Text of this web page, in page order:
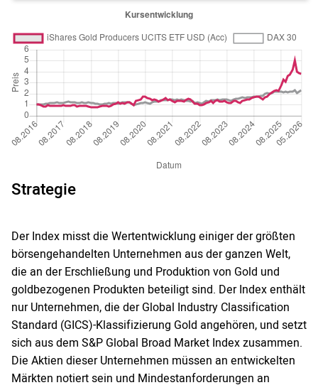
Strategie
Der Index misst die Wertentwicklung einiger der größten
börsengehandelten Unternehmen aus der ganzen Welt,
die an der Erschließung und Produktion von Gold und
goldbezogenen Produkten beteiligt sind. Der Index enthält
nur Unternehmen, die der Global Industry Classification
Standard (GICS)-Klassifizierung Gold angehören, und setzt
sich aus dem S&P Global Broad Market Index zusammen.
Die Aktien dieser Unternehmen müssen an entwickelten
Märkten notiert sein und Mindestanforderungen an